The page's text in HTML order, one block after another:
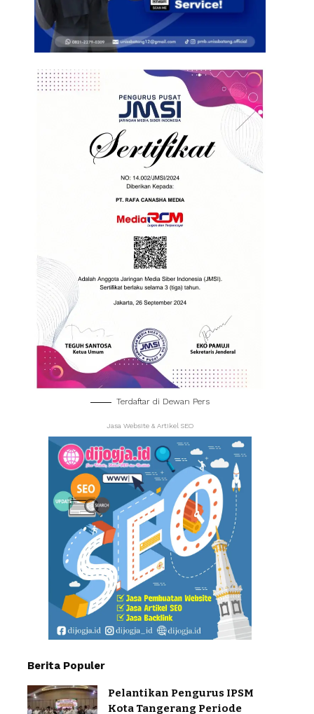
Terdaftar di Dewan Pers
Jasa Website & Artikel SEO
Berita Populer
Pelantikan Pengurus IPSM
Kota Tangerang Periode